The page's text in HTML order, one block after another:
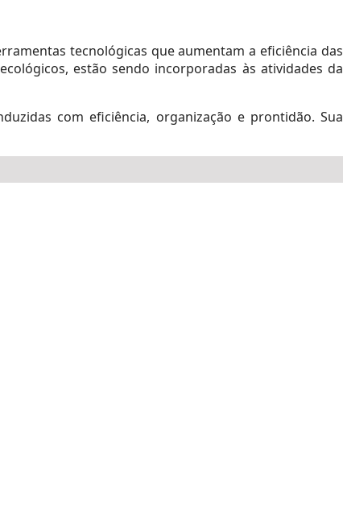
tecnológicas que aumentam a eficiência das
estão sendo incorporadas às atividades da
com eficiência, organização e prontidão. Sua